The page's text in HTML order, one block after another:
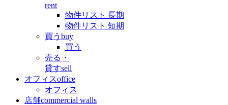
rent
物件リスト 長期
物件リスト 短期
買う buy
買う
売る・
貸すsell
オフィスoffice
オフィス
店舗commercial walls